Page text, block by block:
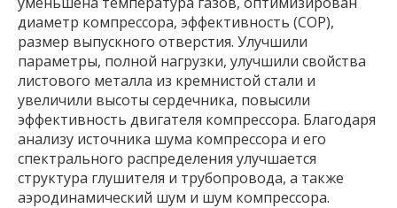
диаметр компрессора, эффективность (COP),
размер выпускного отверстия. Улучшили
параметры, полной нагрузки, улучшили свойства
листового металла из кремнистой стали и
увеличили высоты сердечника, повысили
эффективность двигателя компрессора. Благодаря
анализу источника шума компрессора и его
спектрального распределения улучшается
структура глушителя и трубопровода, а также
аэродинамический шум и шум компрессора.